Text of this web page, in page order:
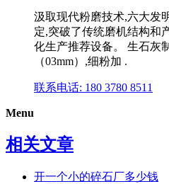
汲取现代粉磨技术,六大发
定,突破了传统磨机结构和
化生产推荐设备。 生石灰
（03mm）,细粉加 .
联系电话: 180 3780 8511
Menu
相关文章
开一个小的碎石厂多少钱